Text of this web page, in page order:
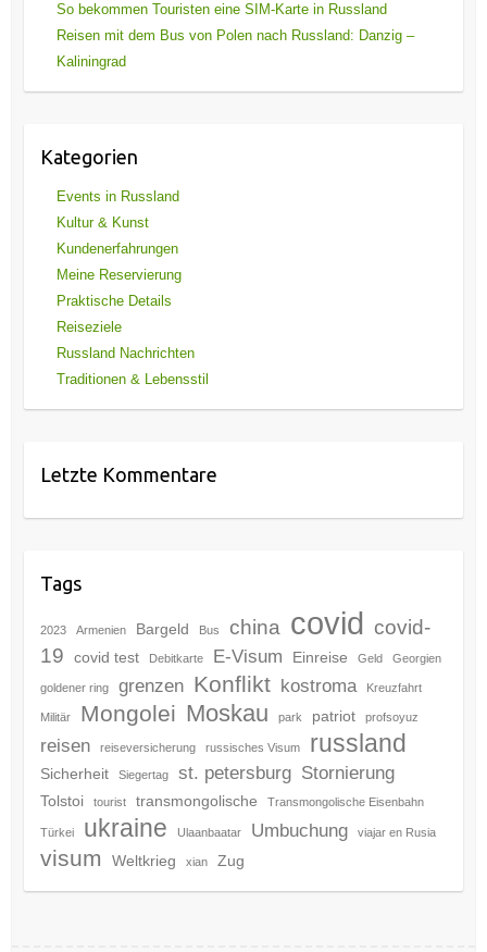
So bekommen Touristen eine SIM-Karte in Russland
Reisen mit dem Bus von Polen nach Russland: Danzig –
Kaliningrad
Kategorien
Events in Russland
Kultur & Kunst
Kundenerfahrungen
Meine Reservierung
Praktische Details
Reiseziele
Russland Nachrichten
Traditionen & Lebensstil
Letzte Kommentare
Tags
2023 Armenien Bargeld Bus china covid covid-
19
covid test Debitkarte E-Visum Einreise Geld Georgien
goldener ring grenzen Konflikt kostroma Kreuzfahrt
Militär Mongolei Moskau park patriot profsoyuz
reisen reiseversicherung russisches Visum russland
Sicherheit Siegertag st. petersburg Stornierung
Tolstoi tourist transmongolische Transmongolische Eisenbahn
Türkei ukraine Ulaanbaatar Umbuchung viajar en Rusia
visum Weltkrieg xian Zug